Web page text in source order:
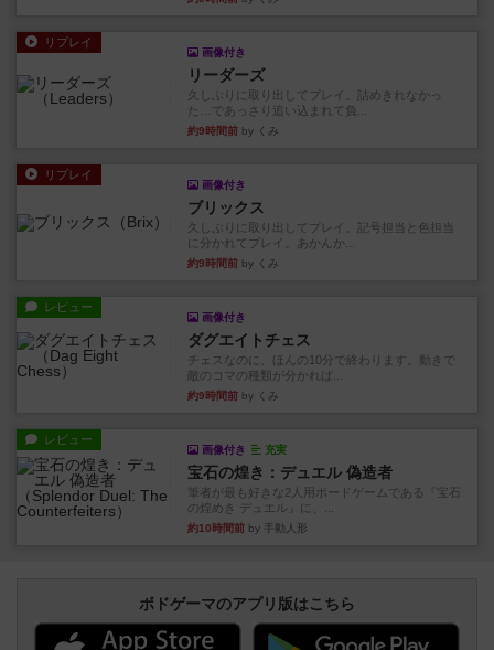
リプレイ
画像付き
リーダーズ
久しぶりに取り出してプレイ。詰めきれなかっ
た…であっさり追い込まれて負...
約9時間前 by くみ
リプレイ
画像付き
ブリックス
久しぶりに取り出してプレイ。記号担当と色担当
に分かれてプレイ。あかんか...
約9時間前 by くみ
レビュー
画像付き
ダグエイトチェス
チェスなのに、ほんの10分で終わります。動きで
敵のコマの種類が分かれば...
約9時間前 by くみ
レビュー
画像付き 充実
宝石の煌き：デュエル 偽造者
筆者が最も好きな2人用ボードゲームである『宝石
の煌めき デュエル』に、...
約10時間前 by 手動人形
ボドゲーマのアプリ版はこちら